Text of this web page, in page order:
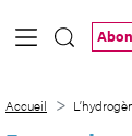
Saut au
Accueil